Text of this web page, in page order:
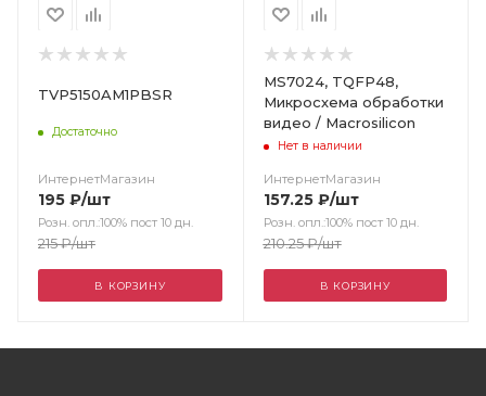
TVP5150AM1PBSR
Достаточно
ИнтернетМагазин
195 ₽/шт
Розн. опл.:100% пост 10 дн.
215₽/шт
В КОРЗИНУ
MS7024, TQFP48,
Микросхема обработки
видео / Macrosilicon
Нет в наличии
ИнтернетМагазин
157.25₽/шт
Розн. опл.:100% пост 10 дн.
210.25₽/шт
В КОРЗИНУ